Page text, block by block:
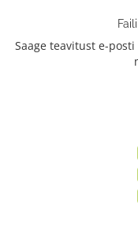
Saage teavitust e-